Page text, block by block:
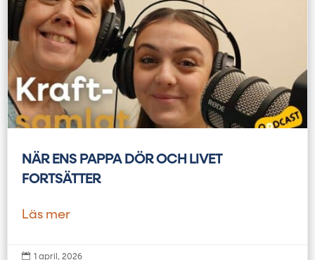
NÄR ENS PAPPA DÖR OCH LIVET
FORTSÄTTER
Läs mer
 1 april, 2026